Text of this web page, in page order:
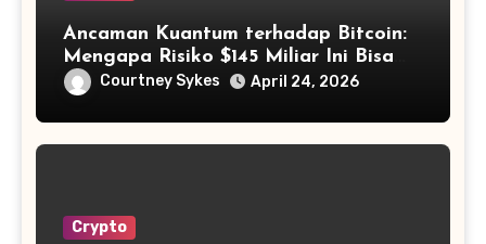
Ancaman Kuantum terhadap Bitcoin:
Mengapa Risiko $145 Miliar Ini Bisa
Dikelola?
Courtney Sykes April 24, 2026
Crypto